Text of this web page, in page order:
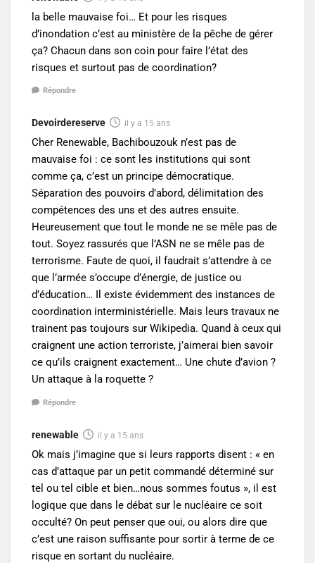
la belle mauvaise foi… Et pour les risques
d’inondation c’est au ministère de la pêche de gérer
ça? Chacun dans son coin pour faire l’état des
risques et surtout pas de coordination?
Répondre
Devoirdereserve il y a 15 ans
Cher Renewable, Bachibouzouk n’est pas de
mauvaise foi : ce sont les institutions qui sont
comme ça, c’est un principe démocratique.
Séparation des pouvoirs d’abord, délimitation des
compétences des uns et des autres ensuite.
Heureusement que tout le monde ne se mêle pas de
tout. Soyez rassurés que l’ASN ne se mêle pas de
terrorisme. Faute de quoi, il faudrait s’attendre à ce
que l’armée s’occupe d’énergie, de justice ou
d’éducation… Il existe évidemment des instances de
coordination interministérielle. Mais leurs travaux ne
trainent pas toujours sur Wikipedia. Quand à ceux qui
craignent une action terroriste, j’aimerai bien savoir
ce qu’ils craignent exactement… Une chute d’avion ?
Un attaque à la roquette ?
Répondre
renewable il y a 15 ans
Ok mais j’imagine que si leurs rapports disent : « en
cas d’attaque par un petit commandé déterminé sur
tel ou tel cible et bien…nous sommes foutus », il est
logique que dans le débat sur le nucléaire ce soit
occulté? On peut penser que oui, ou alors dire que
c’est une raison suffisante pour sortir à terme de ce
risque en sortant du nucléaire.